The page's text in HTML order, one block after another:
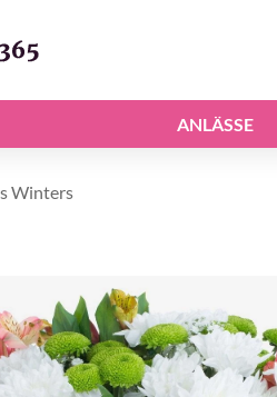
ANLÄSSE
Winters